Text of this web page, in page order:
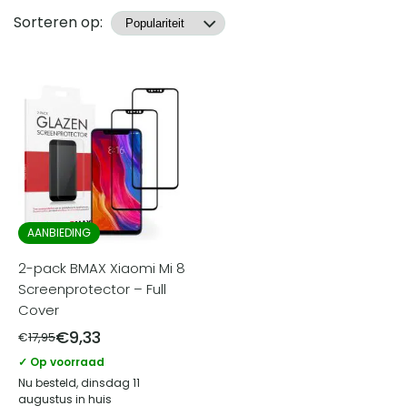
Producten
Sorteren op:
AANBIEDING
2-pack BMAX Xiaomi Mi 8
Screenprotector – Full
Cover
€17,95€9,33
✓ Op voorraad
Nu besteld, dinsdag 11
augustus in huis